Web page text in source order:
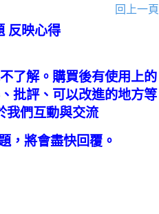
回上一頁
反映心得
了解。購買後有使用上的
批評、可以改進的地方等
我們互動與交流
，將會盡快回覆。